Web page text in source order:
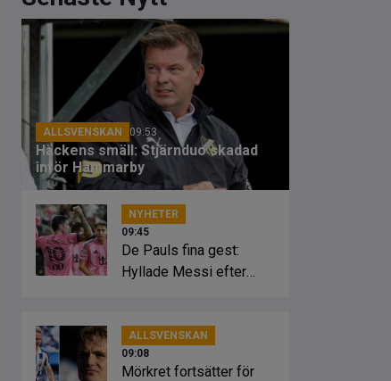
ALLSVENSKAN 09:53
Häckens smäll: Stjärnduo skadad
inför Hammarby
NYHETER
09:45
De Pauls fina gest:
Hyllade Messi efter
ALLSVENSKAN
09:08
Mörkret fortsätter för